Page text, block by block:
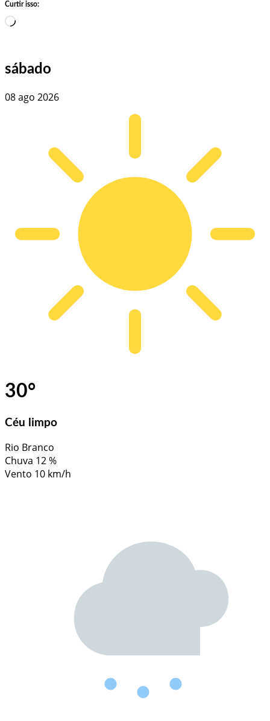
Curtir isso:
Carregando…
sábado
08 ago 2026
30°
Céu limpo
Rio Branco
Chuva 12 %
Vento 10 km/h